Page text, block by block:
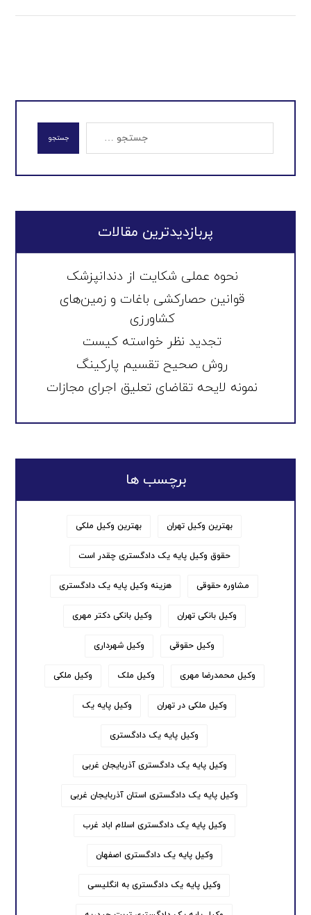
جستجو
پربازدیدترین مقالات
نحوه عملی شکایت از دندانپزشک
قوانین حصارکشی باغات و زمین‌های
کشاورزی
تجدید نظر خواسته کیست
روش صحیح تقسیم پارکینگ
نمونه لایحه تقاضای تعلیق اجرای مجازات
برچسب ها
بهترین وکیل تهران بهترین وکیل ملکی
حقوق وکیل پایه یک دادگستری چقدر است
مشاوره حقوقی هزینه وکیل پایه یک دادگستری
وکیل بانکی تهران وکیل بانکی دکتر مهری
وکیل حقوقی وکیل شهرداری
وکیل محمدرضا مهری وکیل ملک وکیل ملکی
وکیل ملکی در تهران وکیل پایه یک
وکیل پایه یک دادگستری
وکیل پایه یک دادگستری آذربایجان غربی
وکیل پایه یک دادگستری استان آذربایجان غربی
وکیل پایه یک دادگستری اسلام اباد غرب
وکیل پایه یک دادگستری اصفهان
وکیل پایه یک دادگستری به انگلیسی